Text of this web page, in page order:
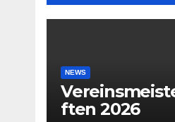
NEWS
ften 2026